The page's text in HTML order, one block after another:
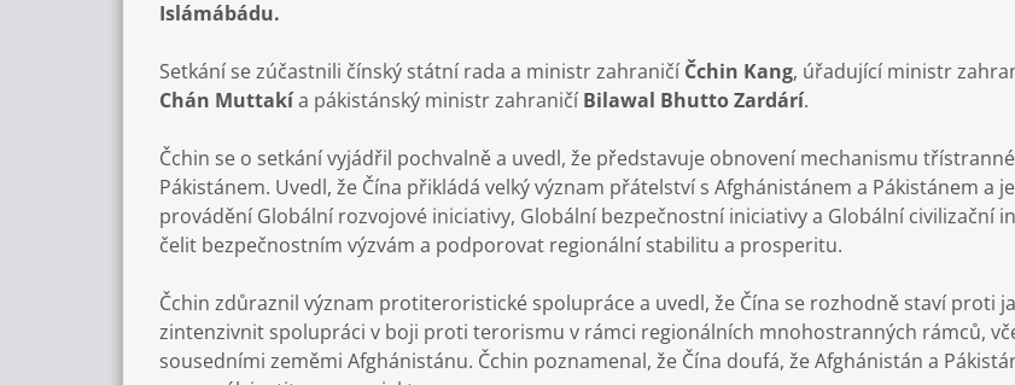
Islámábádu.
Setkání se zúčastnili čínský státní rada a ministr zahraničí Čchin Kang, úřadující ministr
Chán Muttakía pákistánský ministr zahraničí Bilawal Bhutto Zardárí.
Čchin se o setkání vyjádřil pochvalně a uvedl, že představuje obnovení mechanismu
Pákistánem. Uvedl, že Čína přikládá velký význam přátelství s Afghánistánem a Pákistánem
provádění Globální rozvojové iniciativy, Globální bezpečnostní iniciativy a Globální civilizační
čelit bezpečnostním výzvám a podporovat regionální stabilitu a prosperitu.
Čchin zdůraznil význam protiteroristické spolupráce a uvedl, že Čína se rozhodně staví proti
zintenzivnit spolupráci v boji proti terorismu v rámci regionálních mnohostranných rámců,
sousedními zeměmi Afghánistánu. Čchin poznamenal, že Čína doufá, že Afghánistán a